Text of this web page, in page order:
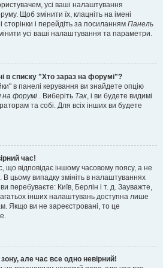
усі ваші налаштування
Щоб змінити їх, клацніть на імені
сторінки і перейдіть за посиланням Панель
усі ваші налаштування та параметри.
в списку "Хто зараз на форумі"?
в панелі керування ви знайдете опцію
на форумі . Виберіть Так, і ви будете видимі
та собі. Для всіх інших ви будете
час!
що відповідає іншому часовому поясу, а не
цьому випадку змініть в налаштуваннях
перебуваєте: Київ, Берлін і т. д. Зауважте,
інших налаштувань доступна лише
Якщо ви не зареєстровані, то це
але час все одно невірний!